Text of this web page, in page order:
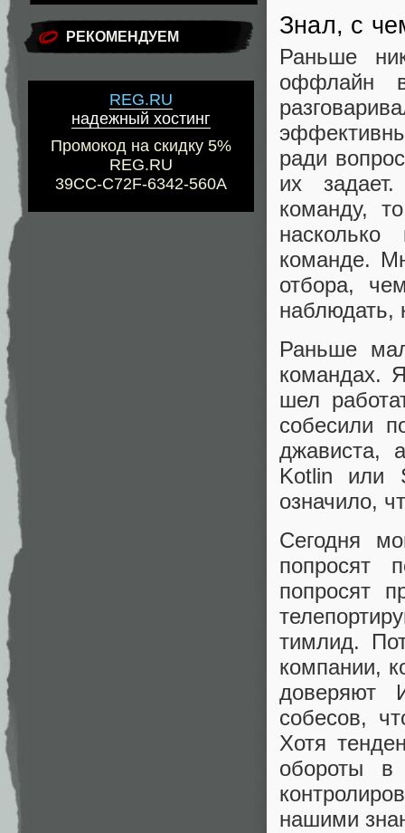
РЕКОМЕНДУЕМ
REG.RU
надежный хостинг
Промокод на скидку 5%
REG.RU
39CC-C72F-6342-560A
Знал, с
Раньше
оффлайн
ради
их
команду,
команде.
отбора,
наблюдать,
Раньше
командах.
шел
собесили
джависта,
Kotlin или
означило,
Сегодня
попросят
попросят
тимлид.
компании,
доверяют
собесов,
Хотя
обороты в
нашими